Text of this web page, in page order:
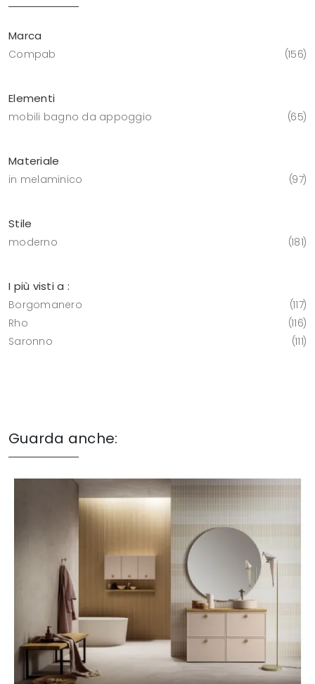
Marca
Compab 156
Elementi
mobili bagno da appoggio 65
Materiale
in melaminico 97
Stile
moderno 181
I più visti a :
Borgomanero
117
Rho
116
Saronno
111
Guarda anche: